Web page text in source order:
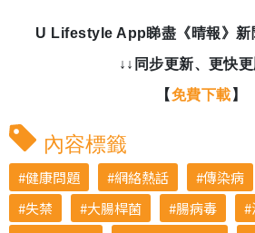
U Lifestyle App睇盡《晴報》新
↓↓同步更新、更快更
【免費下載 】
內容標籤
健康問題 網絡熱話 傳染病
失禁
大腸桿菌 腸病毒